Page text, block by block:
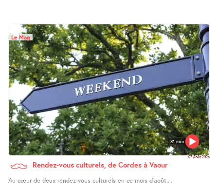
31 min
Le Mag
07 Août 2026
Rendez-vous culturels, de Cordes à Vaour
Au cœur de deux rendez-vous culturels en ce mois d’août....